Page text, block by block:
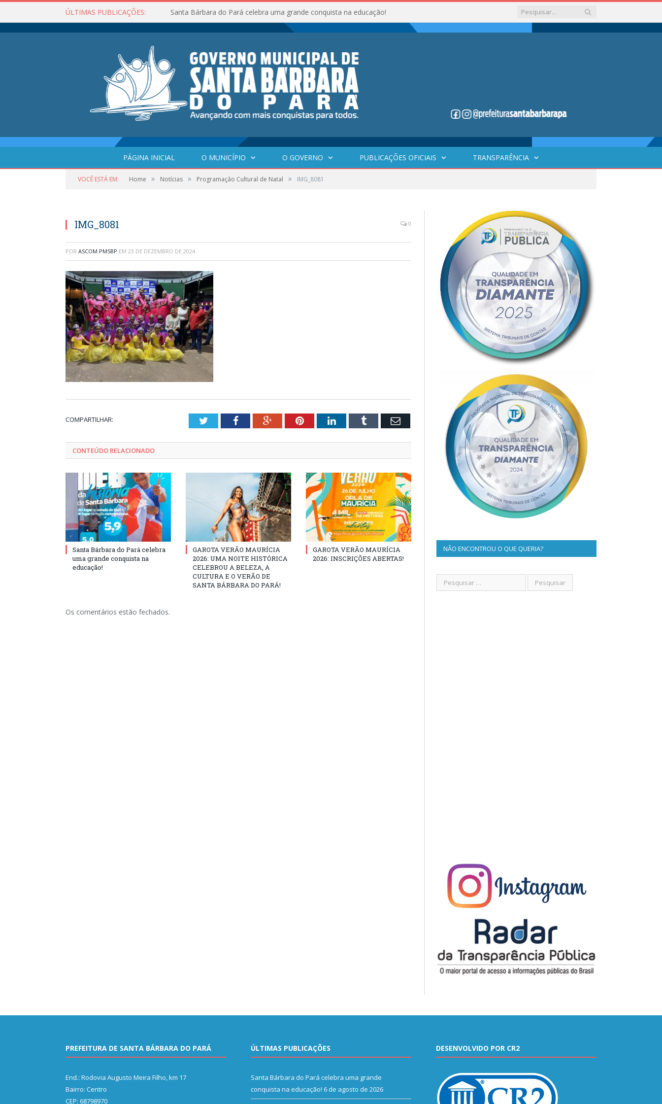
ÚLTIMAS PUBLICAÇÕES: Santa Bárbara do Pará celebra uma grande conquista na educação!
PÁGINA INICIAL O MUNICÍPIO O GOVERNO PUBLICAÇÕES OFICIAIS TRANSPARÊNCIA
VOCÊ ESTÁ EM: Home » Notícias » Programação Cultural de Natal » IMG_8081
IMG_8081 0
POR ASCOM.PMSBP EM 23 DE DEZEMBRO DE 2024
COMPARTILHAR: TwitterFacebookGoogle+PinterestLinkedInTumblr Email
CONTEÚDO RELACIONADO
Santa Bárbara do Pará celebra
uma grande conquista na
educação!
GAROTA VERÃO MAURÍCIA
2026: UMA NOITE HISTÓRICA
CELEBROU A BELEZA, A
CULTURA E O VERÃO DE
SANTA BÁRBARA DO PARÁ!
GAROTA VERÃO MAURÍCIA
2026: INSCRIÇÕES ABERTAS!
Os comentários estão fechados.
NÃO ENCONTROU O QUE QUERIA?
PREFEITURA DE SANTA BÁRBARA DO PARÁ
End.: Rodovia Augusto Meira Filho, km 17
Bairro: Centro
CEP: 68798970
ÚLTIMAS PUBLICAÇÕES
Santa Bárbara do Pará celebra uma grande
conquista na educação! 6 de agosto de 2026
DESENVOLVIDO POR CR2